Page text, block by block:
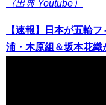
（出典 Youtube）
【速報】日本が五輪
浦・木原組＆坂本花織